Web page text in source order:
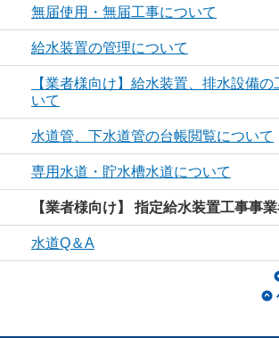
無届使用・無届工事について
給水装置の管理について
【業者様向け】給水装置、排水設備
いて
水道管、下水道管の台帳閲覧について
専用水道・貯水槽水道について
【業者様向け】 指定給水装置工事事
水道Q＆A